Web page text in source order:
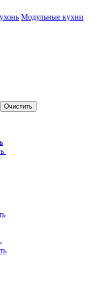
Модульные кухни
Очистить